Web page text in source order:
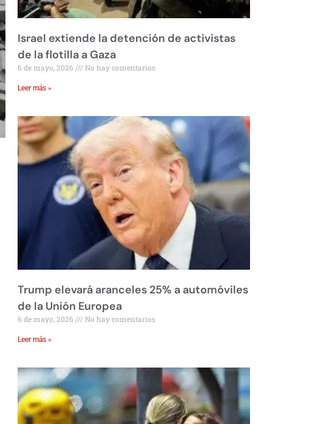
Israel extiende la detención de activistas
de la flotilla a Gaza
6 de mayo, 2026 No hay comentarios
Leer más »
Trump elevará aranceles 25% a automóviles
de la Unión Europea
6 de mayo, 2026 No hay comentarios
Leer más »